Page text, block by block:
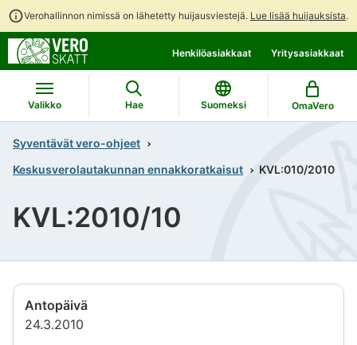
Verohallinnon nimissä on lähetetty huijausviestejä. Lue lisää huijauksista.
suoraan
sisältöön
koko
sivuston
hakuun
Henkilöasiakkaat Yritysasiakkaat
Valikko Hae Suomeksi OmaVero
Syventävät vero-ohjeet
Keskusverolautakunnan ennakkoratkaisut
KVL:010/2010
KVL:2010/10
Antopäivä
24.3.2010